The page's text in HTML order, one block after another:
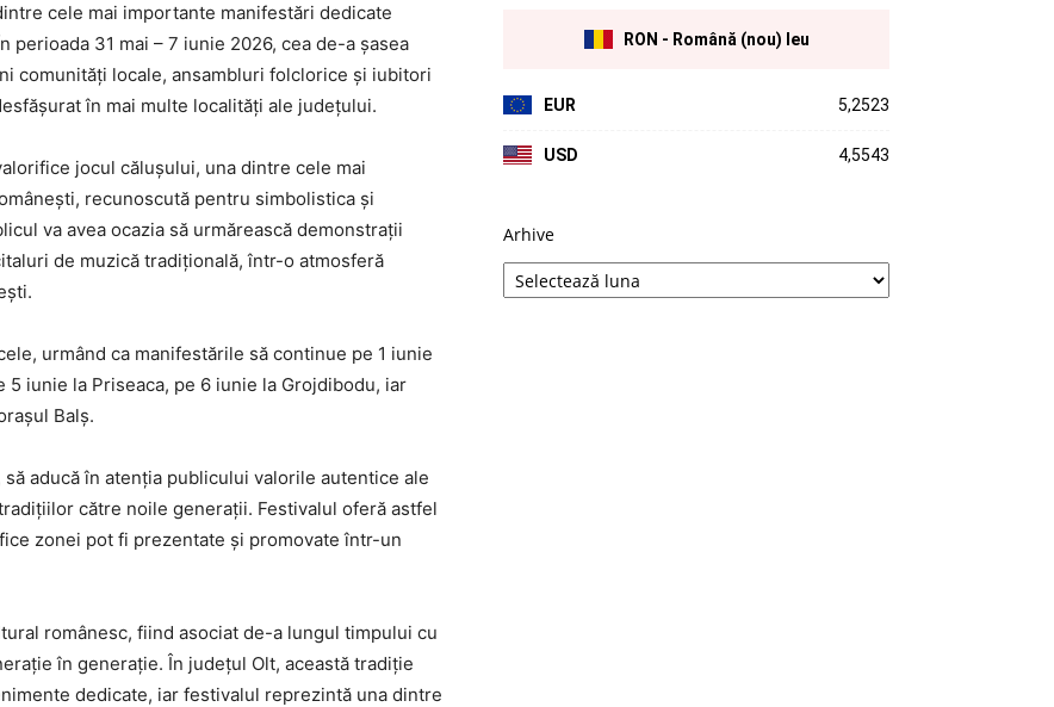
cele mai importante manifestări dedicate
31 mai – 7 iunie 2026, cea de-a șasea
comunități locale, ansambluri folclorice și iubitori
în mai multe localități ale județului.
jocul călușului, una dintre cele mai
recunoscută pentru simbolistica și
va avea ocazia să urmărească demonstrații
de muzică tradițională, într-o atmosferă
urmând ca manifestările să continue pe 1 iunie
5 iunie la Priseaca, pe 6 iunie la Grojdibodu, iar
Balș.
aducă în atenția publicului valorile autentice ale
către noile generații. Festivalul oferă astfel
zonei pot fi prezentate și promovate într-un
românesc, fiind asociat de-a lungul timpului cu
în generație. În județul Olt, această tradiție
dedicate, iar festivalul reprezintă una dintre
RON - Română (nou) leu
EUR 5,2523
USD 4,5543
Arhive